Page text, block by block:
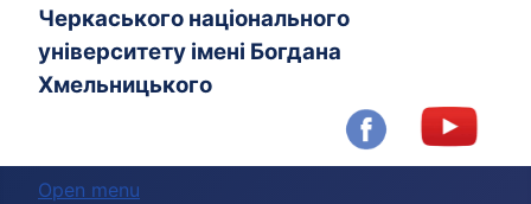
Черкаського національного
університету імені Богдана
Хмельницького
Open menu